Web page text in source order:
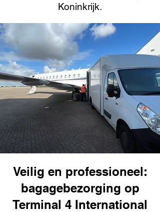
Koninkrijk.
Veilig en professioneel:
bagagebezorging op
Terminal 4 International